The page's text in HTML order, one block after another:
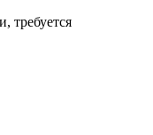
требуется